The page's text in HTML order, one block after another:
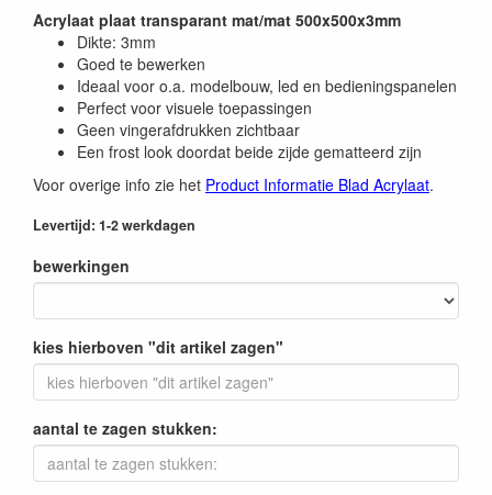
Acrylaat plaat transparant mat/mat 500x500x3mm
Dikte: 3mm
Goed te bewerken
Ideaal voor o.a. modelbouw, led en bedieningspanelen
Perfect voor visuele toepassingen
Geen vingerafdrukken zichtbaar
Een frost look doordat beide zijde gematteerd zijn
Voor overige info zie het Product Informatie Blad Acrylaat.
Levertijd: 1-2 werkdagen
bewerkingen
kies hierboven "dit artikel zagen"
aantal te zagen stukken: